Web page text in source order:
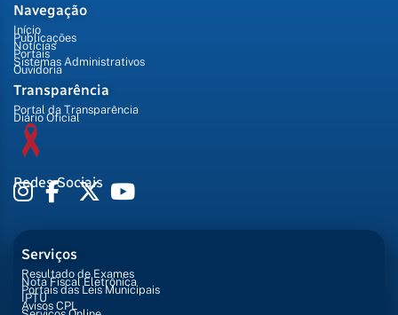
Navegação
Início
Publicações
Notícias
Portais
Sistemas Administrativos
Ouvidoria
Transparência
Portal da Transparência
Diário Oficial
Redes Sociais
Serviços
Resultado de Exames
Nota Fiscal Eletrônica
Portais das Leis Municipais
IPTU
Avisos CPL